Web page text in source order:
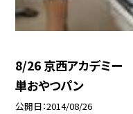
8/26 京西アカデミー
単おやつパン
公開日 2014/08/26